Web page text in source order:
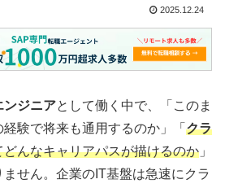
2025.12.24
ンジニアとして働く中で、「このま
験で将来も通用するのか」「 クラ
どんなキャリアパスが描けるのか 」
せん。企業のIT基盤は急速にクラ